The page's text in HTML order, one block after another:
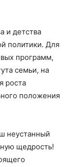
и детства
политики. Для
программ,
семьи, на
роста
положения
неустанный
щедрость!